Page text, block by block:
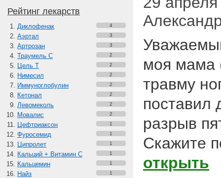
Рейтинг лекарств
Диклофенак 4
Аэртал 3
Артрозан 3
Траумель С 2
Цель Т 2
Нимесил 2
Иммуноглобулин 2
Кетонал 2
Левомеколь 2
Мовалис 2
Цефтриаксон 1
Фуросемид 1
Ципролет 1
Кальций + Витамин C 1
Кальцемин 1
Найз 1
моя мама
травму
поставил
разрыв
Скажите
открыть